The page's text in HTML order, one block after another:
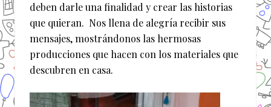
deben darle una finalidad y crear las historias
que quieran. Nos llena de alegría recibir sus
mensajes, mostrándonos las hermosas
producciones que hacen con los materiales que
descubren en casa.